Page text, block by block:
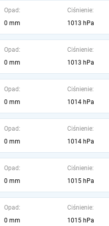
Opad:
0 mm
Ciśnienie:
1013 hPa
Opad:
0 mm
Ciśnienie:
1013 hPa
Opad:
0 mm
Ciśnienie:
1014 hPa
Opad:
0 mm
Ciśnienie:
1014 hPa
Opad:
0 mm
Ciśnienie:
1015 hPa
Opad:
0 mm
Ciśnienie:
1015 hPa